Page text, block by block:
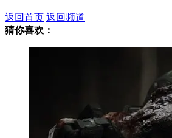
返回首页 返回频道
猜你喜欢：